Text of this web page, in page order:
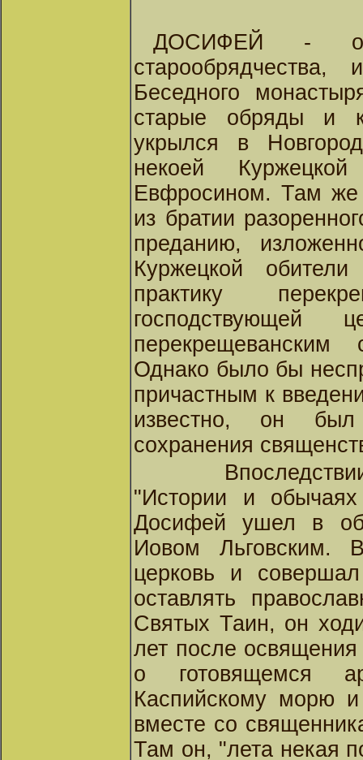
ДОСИФЕЙ -
старообрядчества,
Беседного
старые обряды и
укрылся в
некоей
Евфросином. Там
из братии
преданию,
Куржецкой
практику
господствующей
перекрещеванским
Однако было бы
причастным к
известно, он был
сохранения
"Истории и обычаях
Досифей ушел в
Иовом Льговским.
церковь и
оставлять
Святых Таин, он
лет после
о готовящемся
Каспийскому морю
вместе со
Там он, "лета некая